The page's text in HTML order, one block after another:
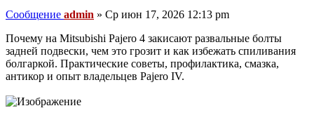
Сообщение admin » Ср июн 17, 2026 12:13 pm
Почему на Mitsubishi Pajero 4 закисают развальные болты
задней подвески, чем это грозит и как избежать спиливания
болгаркой. Практические советы, профилактика, смазка,
антикор и опыт владельцев Pajero IV.